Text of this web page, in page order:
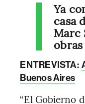
Ya
casa
Marc
ENTREVISTA:
Buenos Aires
“El Gobierno